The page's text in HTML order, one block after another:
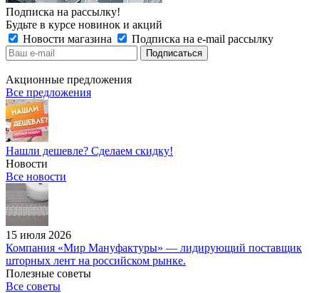
Подписка на рассылку!
Будьте в курсе новинок и акций
Новости магазина
Подписка на e-mail рассылку
Акционные предложения
Все предложения
Нашли дешевле? Сделаем скидку!
Новости
Все новости
15 июля 2026
Компания «Мир Мануфактуры» — лидирующий поставщик
шторных лент на российском рынке.
Полезные советы
Все советы